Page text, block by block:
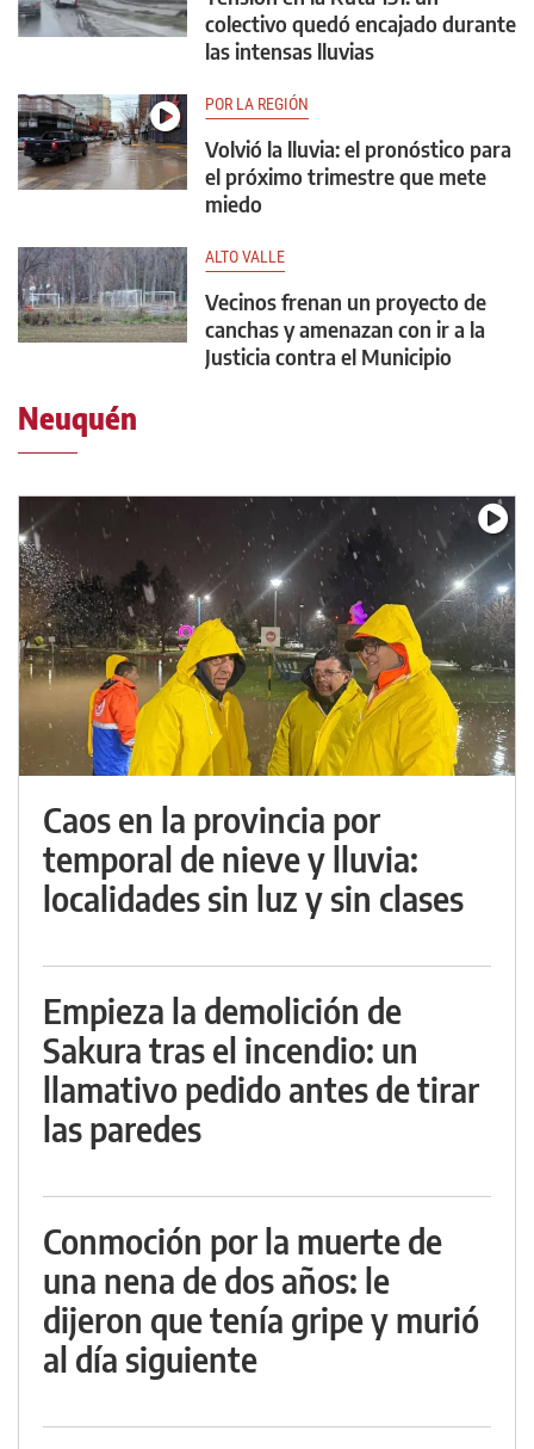
colectivo quedó encajado durante
las intensas lluvias
POR LA REGIÓN
Volvió la lluvia: el pronóstico para
el próximo trimestre que mete
miedo
ALTO VALLE
Vecinos frenan un proyecto de
canchas y amenazan con ir a la
Justicia contra el Municipio
Neuquén
Caos en la provincia por
temporal de nieve y lluvia:
localidades sin luz y sin clases
Empieza la demolición de
Sakura tras el incendio: un
llamativo pedido antes de tirar
las paredes
Conmoción por la muerte de
una nena de dos años: le
dijeron que tenía gripe y murió
al día siguiente